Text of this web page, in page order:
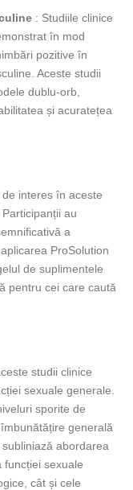
: Studiile clinice
în mod
pozitive în
Aceste studii
dublu-orb,
și acuratețea
interes în aceste
au
a
ProSolution
de suplimentele
pentru cei care caută
studii clinice
sexuale generale.
sporite de
generală
abordarea
sexuale
cât și cele